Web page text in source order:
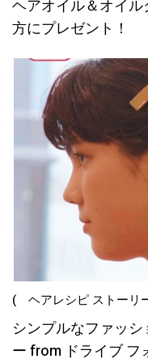
ヘアオイル＆オイル
方にプレゼント！
( ヘアレシピ ストー
シンプルなファッ
ー from ドライブ フ